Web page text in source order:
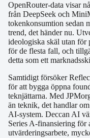
OpenRouter-data visar
från DeepSeek och
tokenkonsumtion sedan
trend, det händer nu.
ideologiska skäl utan för
för de flesta fall, och
detta som ett
Samtidigt försöker
för att bygga öppna
teknjättarna. Med
än teknik, det handlar
AI-system. Deccan AI
Series A-finansiering för
utvärderingsarbete,